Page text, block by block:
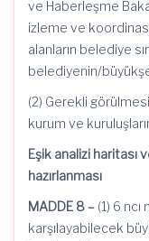
ve Haberleşme
izleme ve
alanların belediye
belediyenin/
(2) Gerekli
kurum ve
Eşik analizi haritası
hazırlanması
MADDE 8 – (1) 6 ncı
karşılayabilecek